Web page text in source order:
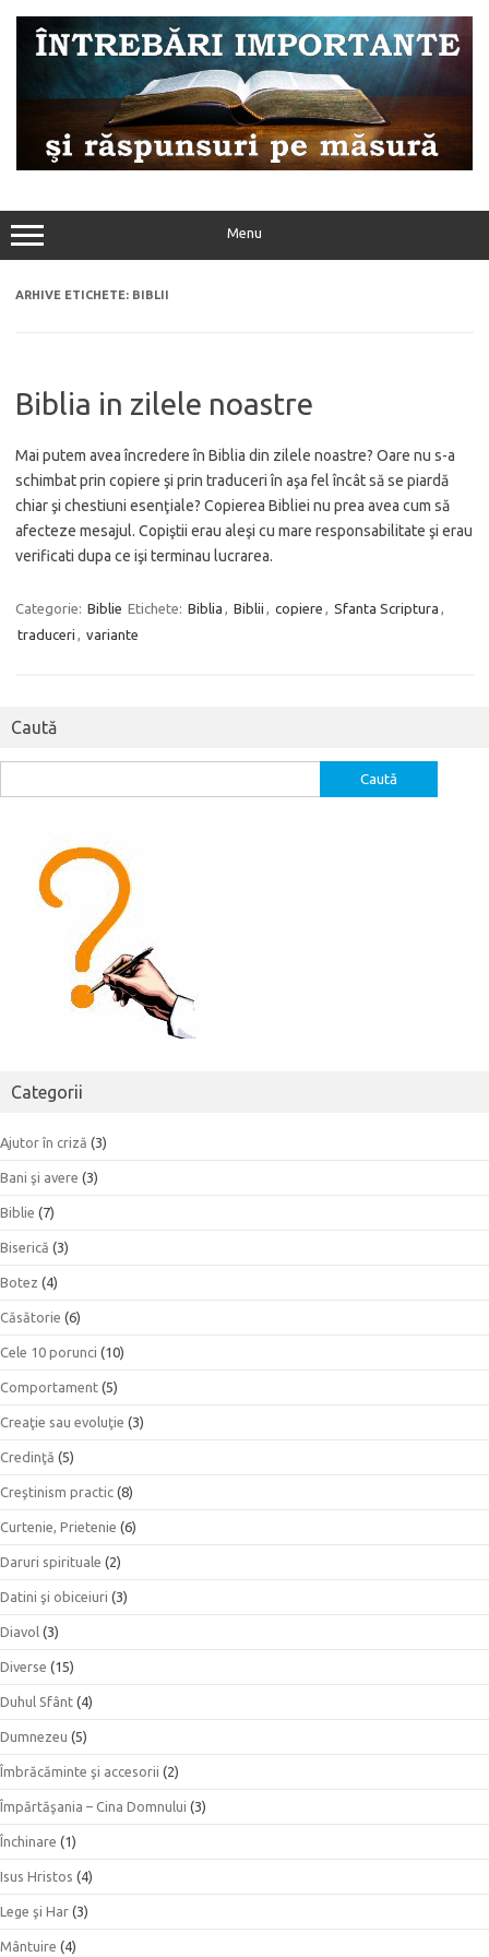
conținut
Menu
ARHIVE ETICHETE: BIBLII
Biblia in zilele noastre
Mai putem avea încredere în Biblia din zilele noastre? Oare nu s-a
schimbat prin copiere şi prin traduceri în aşa fel încât să se piardă
chiar şi chestiuni esenţiale? Copierea Bibliei nu prea avea cum să
afecteze mesajul. Copiştii erau aleşi cu mare responsabilitate şi erau
verificati dupa ce işi terminau lucrarea.
Categorie: Biblie Etichete: Biblia Biblii copiere Sfanta Scriptura
traduceri
variante
Caută
după:
Categorii
Ajutor în criză (3)
Bani şi avere (3)
Biblie (7)
Biserică (3)
Botez (4)
Căsătorie (6)
Cele 10 porunci (10)
Comportament (5)
Creaţie sau evoluţie (3)
Credinţă (5)
Creştinism practic (8)
Curtenie, Prietenie (6)
Daruri spirituale (2)
Datini şi obiceiuri (3)
Diavol (3)
Diverse (15)
Duhul Sfânt (4)
Dumnezeu (5)
Îmbrăcăminte şi accesorii (2)
Împărtăşania – Cina Domnului (3)
Închinare (1)
Isus Hristos (4)
Lege şi Har (3)
Mântuire (4)